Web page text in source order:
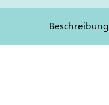
Beschreibung